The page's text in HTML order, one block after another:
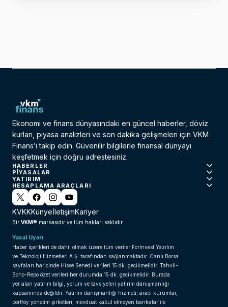
Ekonomi ve finans dünyasındaki en güncel haberler, döviz
kurları, piyasa analizleri ve son dakika gelişmeleri için VKM
Finans’ı takip edin. Güvenilir bilgilerle finansal dünyayı
keşfetmek için doğru adrestesiniz.
HABERLER
PIYASALAR
YATIRIM
HESAPLAMA ARAÇLARI
KVKKKünyeİletişimKariyer
Bir VKM® markasıdır ve tüm hakları saklıdır.
Yasal Uyarı
Haber içerikleri de dahil olmak üzere tüm veriler ForInvest Yazılım
ve Teknoloji Hizmetleri A.Ş. tarafından sağlanmaktadır. Canlı Borsa
sayfaları haricinde Hisse Senedi verileri 15 dk. gecikmelidir. Tahvil-
Bono-Repo özet verileri her durumda 15 dk. gecikmelidir. Burada
yer alan yatırım bilgi, yorum ve tavsiyeleri yatırım danışmanlığı
kapsamında değildir. Yatırım danışmanlığı hizmeti; aracı kurumlar,
portföy yönetim şirketleri, mevduat kabul etmeyen bankalar ile